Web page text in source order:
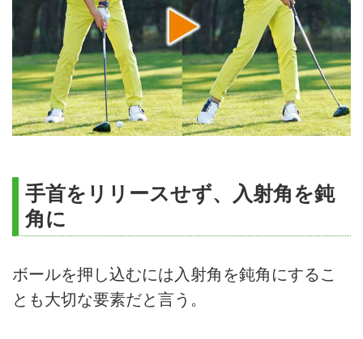
手首をリリースせず、入射角を鈍
角に
ボールを押し込むには入射角を鈍角にするこ
とも大切な要素だと言う。